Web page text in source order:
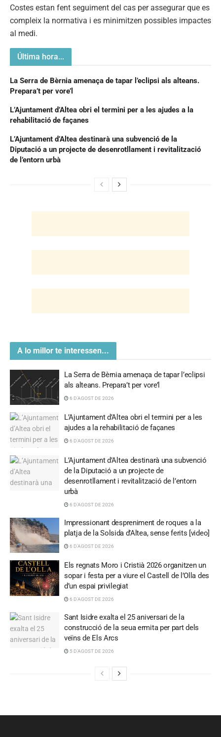
Costes estan fent seguiment del cas per assegurar que es
compleix la normativa i es minimitzen possibles impactes
al medi.
Última hora...
La Serra de Bèrnia amenaça de tapar l’eclipsi als alteans.
Prepara’t per vore’l
L’Ajuntament d’Altea obri el termini per a les ajudes a la
rehabilitació de façanes
L’Ajuntament d’Altea destinarà una subvenció de la
Diputació a un projecte de desenrotllament i revitalització
de l’entorn urbà
A lo millor te interessen...
La Serra de Bèrnia amenaça de tapar l’eclipsi
als alteans. Prepara’t per vore’l
6 D'AGOST DE 2026
L’Ajuntament d’Altea obri el termini per a les
ajudes a la rehabilitació de façanes
6 D'AGOST DE 2026
L’Ajuntament d’Altea destinarà una subvenció
de la Diputació a un projecte de
desenrotllament i revitalització de l’entorn
urbà
6 D'AGOST DE 2026
Impressionant despreniment de roques a la
platja de la Solsida d’Altea, sense ferits [video]
6 D'AGOST DE 2026
Els regnats Moro i Cristià 2026 organitzen un
sopar i festa per a viure el Castell de l’Olla des
d’un espai privilegiat
6 D'AGOST DE 2026
Sant Isidre exalta el 25 aniversari de la
construcció de la seua ermita per part dels
veïns de Els Arcs
5 D'AGOST DE 2026